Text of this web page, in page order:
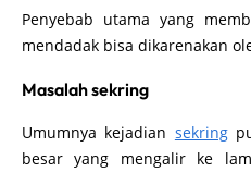
Penyebab utama yang
mendadak bisa dikarenakan
Masalah sekring
Umumnya kejadian sekring
besar yang mengalir ke